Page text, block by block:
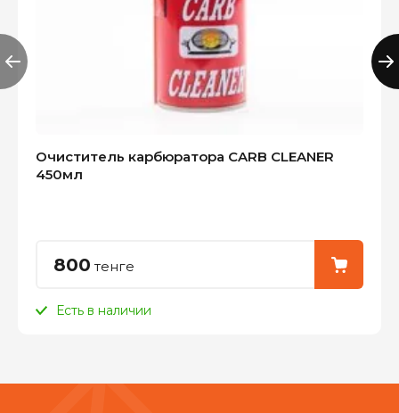
Очиститель карбюратора CARB CLEANER
450мл
800 тенге
Есть в наличии